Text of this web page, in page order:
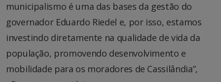
municipalismo é uma das bases da gestão do
governador Eduardo Riedel e, por isso, estamos
investindo diretamente na qualidade de vida da
população, promovendo desenvolvimento e
mobilidade para os moradores de Cassilândia”,